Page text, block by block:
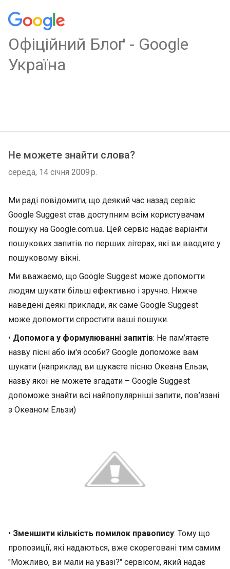
Oфіційний Блоґ - Google
Україна
Не можете знайти слова?
середа, 14 січня 2009 р.
Ми раді повідомити, що деякий час назад сервіс
Google Suggest став доступним всім користувачам
пошуку на Google.com.ua. Цей сервіс надає варіанти
пошукових запитів по перших літерах, які ви вводите у
пошуковому вікні.
Ми вважаємо, що Google Suggest може допомогти
людям шукати більш ефективно і зручно. Нижче
наведені деякі приклади, як саме Google Suggest
може допомогти спростити ваші пошуки.
• Допомога у формулюванні запитів: Не пам’ятаєте
назву пісні або ім'я особи? Google допоможе вам
шукати (наприклад ви шукаєте пісню Океана Ельзи,
назву якої не можете згадати – Google Suggest
допоможе знайти всі найпопулярніші запити, пов’язані
з Океаном Ельзи)
• Зменшити кількість помилок правопису: Тому що
пропозиції, які надаються, вже скореговані тим самим
"Можливо, ви мали на увазі?" сервісом, який надає